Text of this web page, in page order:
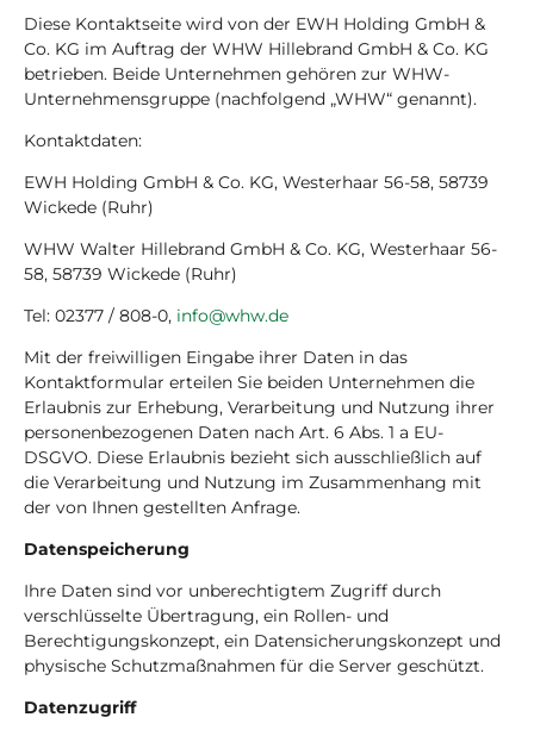
Diese Kontaktseite wird von der EWH Holding GmbH &
Co. KG im Auftrag der WHW Hillebrand GmbH & Co. KG
betrieben. Beide Unternehmen gehören zur WHW-
Unternehmensgruppe (nachfolgend „WHW“ genannt).
Kontaktdaten:
EWH Holding GmbH & Co. KG, Westerhaar 56-58, 58739
Wickede (Ruhr)
WHW Walter Hillebrand GmbH & Co. KG, Westerhaar 56-
58, 58739 Wickede (Ruhr)
Tel: 02377 / 808-0, info@whw.de
Mit der freiwilligen Eingabe ihrer Daten in das
Kontaktformular erteilen Sie beiden Unternehmen die
Erlaubnis zur Erhebung, Verarbeitung und Nutzung ihrer
personenbezogenen Daten nach Art. 6 Abs. 1 a EU-
DSGVO. Diese Erlaubnis bezieht sich ausschließlich auf
die Verarbeitung und Nutzung im Zusammenhang mit
der von Ihnen gestellten Anfrage.
Datenspeicherung
Ihre Daten sind vor unberechtigtem Zugriff durch
verschlüsselte Übertragung, ein Rollen- und
Berechtigungskonzept, ein Datensicherungskonzept und
physische Schutzmaßnahmen für die Server geschützt.
Datenzugriff